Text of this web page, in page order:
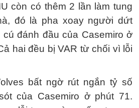
còn có thêm 2 lần làm tung
đó là pha xoay người dứt
cú đánh đầu của Casemiro ở
hai đều bị VAR từ chối vì lỗi
bất ngờ rút ngắn tỷ số
của Casemiro ở phút 71.